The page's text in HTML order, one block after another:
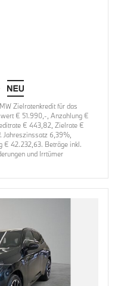
Zielratenkredit für das
€ 51.990,-, Anzahlung €
€ 443,82, Zielrate €
Jahreszinssatz 6,39%,
€ 42.232,63. Beträge inkl.
und Irrtümer